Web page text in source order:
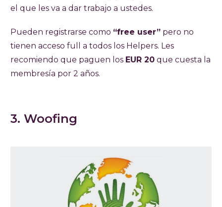
el que les va a dar trabajo a ustedes.
Pueden registrarse como “free user” pero no
tienen acceso full a todos los Helpers. Les
recomiendo que paguen los EUR 20 que cuesta la
membresía por 2 años.
3. Woofing